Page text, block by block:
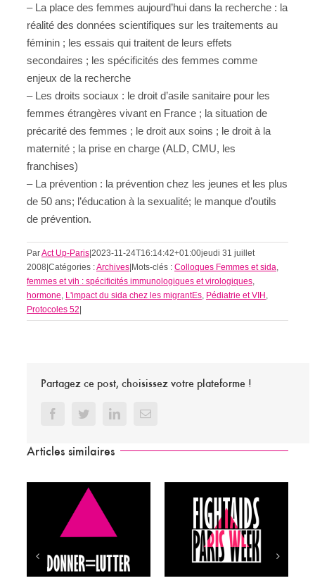
– La place des femmes aujourd’hui dans la recherche : la
réalité des données scientifiques sur les traitements au
féminin ; les essais qui traitent de leurs effets
secondaires ; les spécificités des femmes comme
enjeux de la recherche
– Les droits sociaux : le droit d’asile sanitaire pour les
femmes étrangères vivant en France ; la situation de
précarité des femmes ; le droit aux soins ; le droit à la
maternité ; la prise en charge (ALD, CMU, les
franchises)
– La prévention : la prévention chez les jeunes et les plus
de 50 ans; l’éducation à la sexualité; le manque d’outils
de prévention.
ParAct Up-Paris|2023-11-24T16:14:42+01:00jeudi 31 juillet
2008|Catégories :Archives|Mots-clés : Colloques Femmes et sida
femmes et vih : spécificités immunologiques et virologiques
hormone L'impact du sida chez les migrantEs Pédiatrie et VIH
Protocoles 52|
Partagez ce post, choisissez votre plateforme !
FacebookTwitterLinkedInEmail
Articles similaires